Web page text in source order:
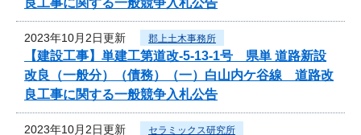
2023年10月2日更新 郡上土木事務所
【建設工事】単建工第道改-5-13-1号 県単 道路新設
改良（一般分）（債務）（一）白山内ケ谷線 道路改
良工事に関する一般競争入札公告
2023年10月2日更新 セラミックス研究所